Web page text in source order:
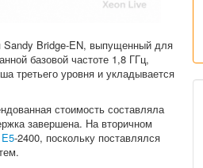
Sandy Bridge-EN, выпущенный для
базовой частоте 1,8 ГГц,
третьего уровня и укладывается
стоимость составляла
завершена. На вторичном
E5-2400, поскольку поставлялся